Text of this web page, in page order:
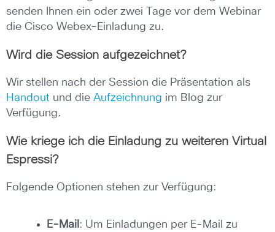
senden Ihnen ein oder zwei Tage vor dem Webinar
die Cisco Webex-Einladung zu.
Wird die Session aufgezeichnet?
Wir stellen nach der Session die Präsentation als
Handout und die Aufzeichnung im Blog zur
Verfügung.
Wie kriege ich die Einladung zu weiteren Virtual
Espressi?
Folgende Optionen stehen zur Verfügung:
E-Mail : Um Einladungen per E-Mail zu